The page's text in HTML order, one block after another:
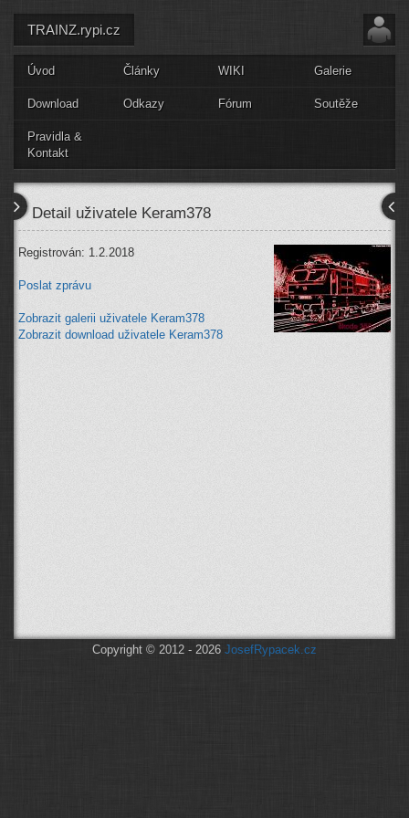
TRAINZ.rypi.cz
Úvod Články WIKI Galerie
Download Odkazy Fórum Soutěže
Pravidla &
Kontakt
Detail uživatele Keram378
Registrován: 1.2.2018
Poslat zprávu
Zobrazit galerii uživatele Keram378
Zobrazit download uživatele Keram378
Copyright © 2012 - 2026 JosefRypacek.cz